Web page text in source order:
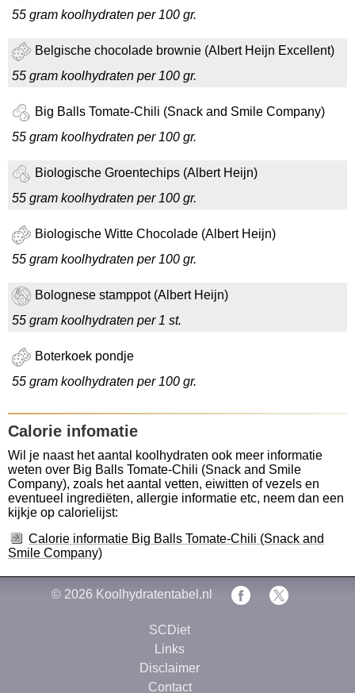
55 gram koolhydraten per 100 gr.
Belgische chocolade brownie (Albert Heijn Excellent)
55 gram koolhydraten per 100 gr.
Big Balls Tomate-Chili (Snack and Smile Company)
55 gram koolhydraten per 100 gr.
Biologische Groentechips (Albert Heijn)
55 gram koolhydraten per 100 gr.
Biologische Witte Chocolade (Albert Heijn)
55 gram koolhydraten per 100 gr.
Bolognese stamppot (Albert Heijn)
55 gram koolhydraten per 1 st.
Boterkoek pondje
55 gram koolhydraten per 100 gr.
Calorie infomatie
Wil je naast het aantal koolhydraten ook meer informatie
weten over Big Balls Tomate-Chili (Snack and Smile
Company), zoals het aantal vetten, eiwitten of vezels en
eventueel ingrediëten, allergie informatie etc, neem dan een
kijkje op calorielijst:
Calorie informatie Big Balls Tomate-Chili (Snack and
Smile Company)
© 2026 Koolhydratentabel.nl
SCDiet
Links
Disclaimer
Contact